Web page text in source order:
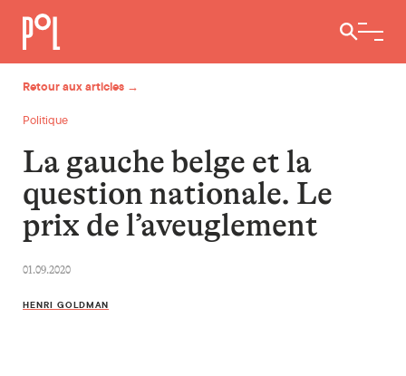
Ouvrir /
Retour aux articles →
Politique
La gauche belge et la
question nationale. Le
prix de l’aveuglement
01.09.2020
HENRI GOLDMAN